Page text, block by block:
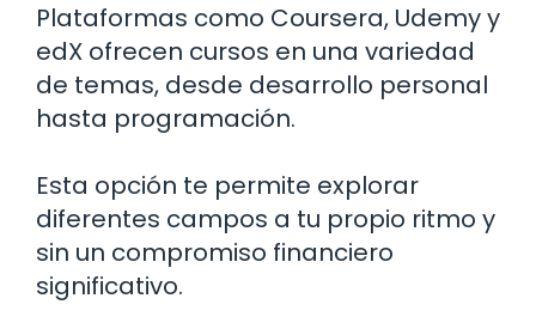
Plataformas como Coursera, Udemy y
edX ofrecen cursos en una variedad
de temas, desde desarrollo personal
hasta programación.
Esta opción te permite explorar
diferentes campos a tu propio ritmo y
sin un compromiso financiero
significativo.